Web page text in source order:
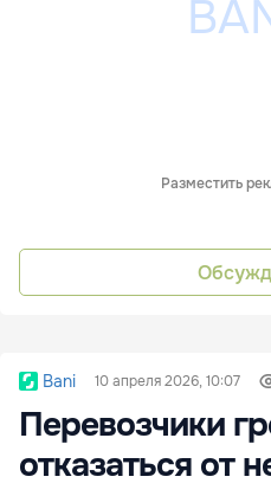
Разместить
Bani 10 апреля 2026, 10:07
Перевозчики
отказаться от